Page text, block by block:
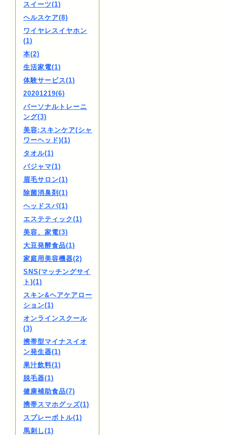
スイーツ(1)
ヘルスケア(8)
ワイヤレスイヤホン
(1)
本(2)
生活家電(1)
体験サービス(1)
20201219(6)
パーソナルトレーニ
ング(3)
美容;スキンケア(シャ
ワーヘッド)(1)
タオル(1)
パジャマ(1)
眉毛サロン(1)
除菌消臭剤(1)
ヘッドスパ(1)
エステティック(1)
美容、家電(3)
大豆発酵食品(1)
家庭用美容機器(2)
SNS(マッチングサイ
ト)(1)
スキン&ヘアケアロー
ション(1)
オンラインスクール
(3)
携帯型マイナスイオ
ン発生器(1)
果汁飲料(1)
脱毛器(1)
健康補助食品(7)
携帯スマホグッズ(1)
スプレーボトル(1)
馬刺し(1)